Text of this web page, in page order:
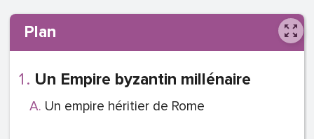
Plan
Un Empire byzantin millénaire
Un empire héritier de Rome